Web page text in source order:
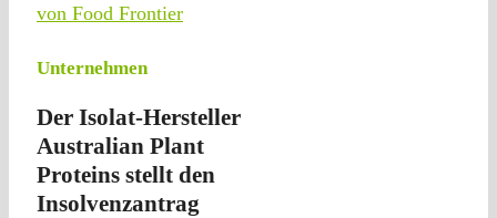
von Food Frontier
Unternehmen
Der Isolat-Hersteller
Australian Plant
Proteins stellt den
Insolvenzantrag